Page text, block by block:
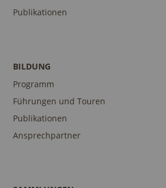
Publikationen
BILDUNG
Programm
Führungen und Touren
Publikationen
Ansprechpartner